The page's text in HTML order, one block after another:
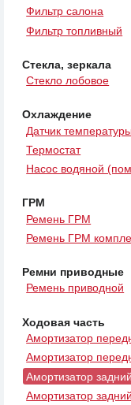
Фильтр салона
Фильтр топливный
Стекла, зеркала
Стекло лобовое
Охлаждение
Датчик
Термостат
Насос водяной
ГРМ
Ремень ГРМ
Ремень ГРМ
Ремни приводные
Ремень приводной
Ходовая часть
Амортизатор
Амортизатор
Амортизатор
Амортизатор